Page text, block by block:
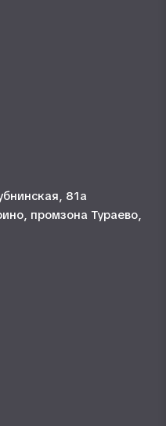
81а
промзона Тураево,